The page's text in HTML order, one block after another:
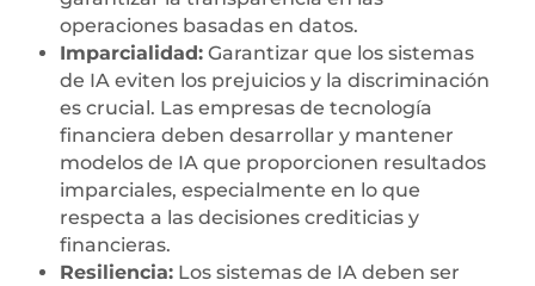
operaciones basadas en datos.
Imparcialidad: Garantizar que los sistemas
de IA eviten los prejuicios y la discriminación
es crucial. Las empresas de tecnología
financiera deben desarrollar y mantener
modelos de IA que proporcionen resultados
imparciales, especialmente en lo que
respecta a las decisiones crediticias y
financieras.
Resiliencia: Los sistemas de IA deben ser